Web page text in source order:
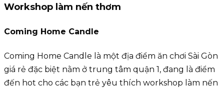
Workshop làm nến thơm
Coming Home Candle
Coming Home Candle là một địa điểm ăn chơi Sài Gòn
giá rẻ đặc biệt nằm ở trung tâm quận 1, đang là điểm
đến hot cho các bạn trẻ yêu thích workshop làm nến